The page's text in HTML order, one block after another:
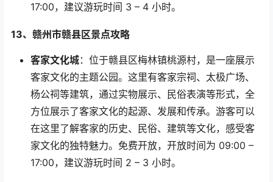
17:00，建议游玩时间 3 – 4 小时。
13、赣州市赣县区景点攻略
客家文化城：位于赣县区梅林镇桃源村，是一座展示
客家文化的主题公园。这里有客家宗祠、太极广场、
杨公祠等建筑，通过实物展示、民俗表演等形式，全
方位展示了客家文化的起源、发展和传承。游客可以
在这里了解客家的历史、民俗、建筑等文化，感受客
家文化的独特魅力。免费开放，开放时间为 09:00 –
17:00，建议游玩时间 2 – 3 小时。